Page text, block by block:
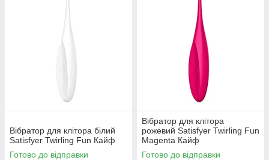
Вібратор для клітора білий
Satisfyer Twirling Fun Кайф
Готово до відправки
Вібратор для клітора
рожевий Satisfyer Twirling Fun
Magenta Кайф
Готово до відправки